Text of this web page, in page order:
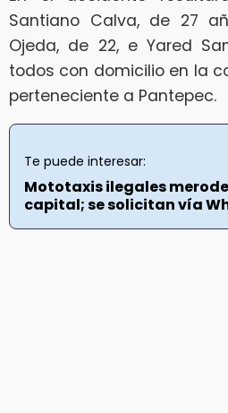
Santiano Calva, de 27
Ojeda, de 22, e Yared
todos con domicilio en la
perteneciente a Pantepec.
Te puede interesar:
Mototaxis ilegales
capital; se solicitan vía